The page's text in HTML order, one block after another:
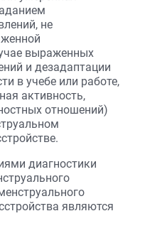
не
выраженных
и дезадаптации
в учебе или работе,
активность,
отношений)
диагностики
являются